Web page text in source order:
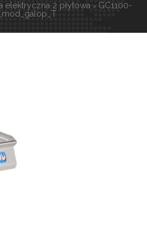
elektryczna 2 płytowa> GC1100-